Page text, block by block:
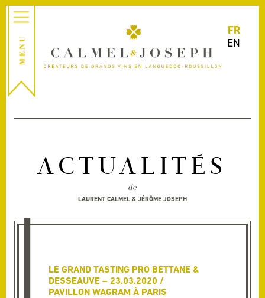
FR
EN
ACTUALITÉS
de
LAURENT CALMEL & JÉRÔME JOSEPH
LE GRAND TASTING PRO BETTANE &
DESSEAUVE – 23.03.2020 /
PAVILLON WAGRAM À PARIS